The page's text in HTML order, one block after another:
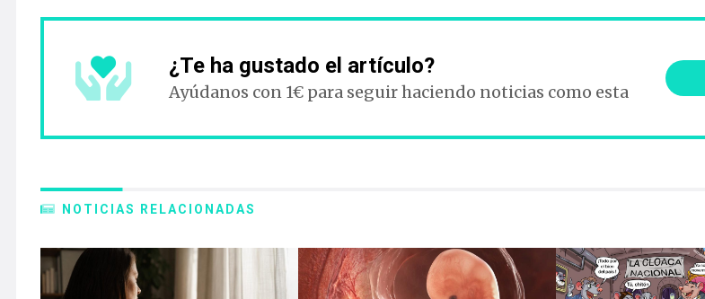
¿Te ha gustado el artículo?
Ayúdanos con 1€ para seguir haciendo noticias como esta
NOTICIAS RELACIONADAS